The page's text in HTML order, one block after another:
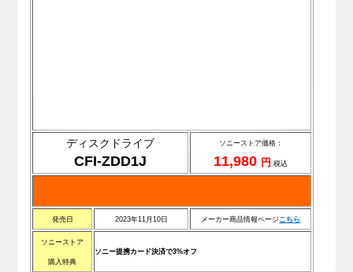
ディスクドライブ
CFI-ZDD1J
ソニーストア価格：
11,980 円 税込
発売日 2023年11月10日 メーカー商品情報ページこちら
ソニーストア
購入特典
ソニー提携カード決済で3%オフ